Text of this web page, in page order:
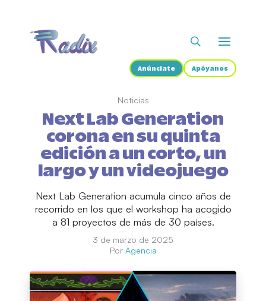
Anúnciate Apóyanos
Noticias
Next Lab Generation
corona en su quinta
edición a un corto, un
largo y un videojuego
Next Lab Generation acumula cinco años de
recorrido en los que el workshop ha acogido
a 81 proyectos de más de 30 países.
3 de marzo de 2025
Por Agencia